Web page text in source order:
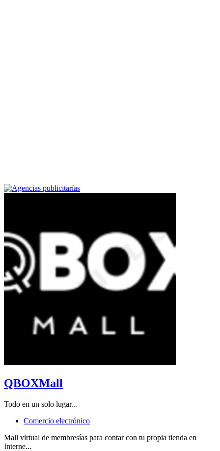
QBOXMall
Todo en un solo lugar...
Comercio electrónico
Mall virtual de membresías para contar con tu propia tienda en
Interne...